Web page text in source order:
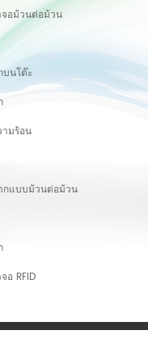
จอม้วนต่อม้วน
บนโต๊ะ
ามร้อน
กแบบม้วนต่อม้วน
อ RFID